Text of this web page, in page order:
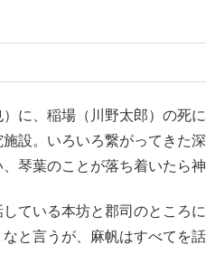
に、稲場（川野太郎）の死
設。いろいろ繋がってきた
琴葉のことが落ち着いたら
ている本坊と郡司のところ
と言うが、麻帆はすべてを話